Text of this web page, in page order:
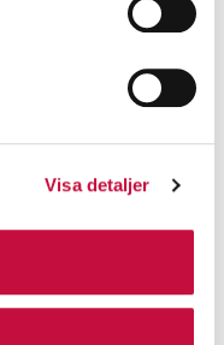
Visa detaljer